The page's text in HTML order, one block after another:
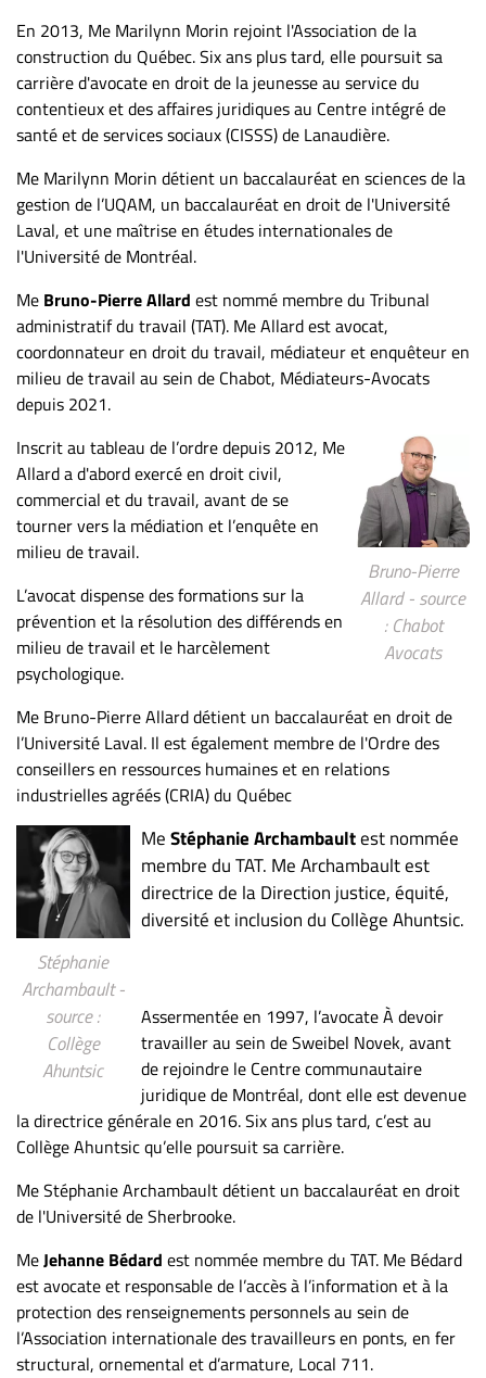
S’abonner
FAQ
Politique de
confidentialité
En 2013, Me Marilynn Morin rejoint l'Association de la
construction du Québec. Six ans plus tard, elle poursuit sa
carrière d'avocate en droit de la jeunesse au service du
contentieux et des affaires juridiques au Centre intégré de
santé et de services sociaux (CISSS) de Lanaudière.
Me Marilynn Morin détient un baccalauréat en sciences de la
gestion de l’UQAM, un baccalauréat en droit de l'Université
Laval, et une maîtrise en études internationales de
l'Université de Montréal.
Me Bruno-Pierre Allard est nommé membre du Tribunal
administratif du travail (TAT). Me Allard est avocat,
coordonnateur en droit du travail, médiateur et enquêteur en
milieu de travail au sein de Chabot, Médiateurs-Avocats
depuis 2021.
Bruno-Pierre
Allard - source
: Chabot
Avocats
Inscrit au tableau de l’ordre depuis 2012, Me
Allard a d'abord exercé en droit civil,
commercial et du travail, avant de se
tourner vers la médiation et l’enquête en
milieu de travail.
L’avocat dispense des formations sur la
prévention et la résolution des différends en
milieu de travail et le harcèlement
psychologique.
Me Bruno-Pierre Allard détient un baccalauréat en droit de
l’Université Laval. Il est également membre de l'Ordre des
conseillers en ressources humaines et en relations
industrielles agréés (CRIA) du Québec
Stéphanie
Archambault -
source :
Collège
Ahuntsic
MeStéphanie Archambaultest nommée
membre du TAT. Me Archambault est
directrice de la Direction justice, équité,
diversité et inclusion du Collège Ahuntsic.
Assermentée en 1997, l’avocate À devoir
travailler au sein de Sweibel Novek, avant
de rejoindre le Centre communautaire
juridique de Montréal, dont elle est devenue
la directrice générale en 2016. Six ans plus tard, c’est au
Collège Ahuntsic qu’elle poursuit sa carrière.
Me Stéphanie Archambault détient un baccalauréat en droit
de l'Université de Sherbrooke.
MeJehanne Bédard est nommée membre du TAT. Me Bédard
est avocate et responsable de l’accès à l’information et à la
protection des renseignements personnels au sein de
l’Association internationale des travailleurs en ponts, en fer
structural, ornemental et d’armature, Local 711.